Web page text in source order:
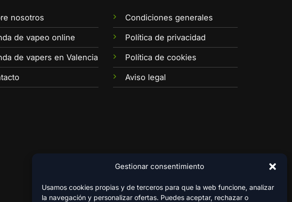
Gestionar consentimiento
Usamos cookies propias y de terceros para que la web funcione, analizar
la navegación y personalizar ofertas. Puedes aceptar, rechazar o
nosotros
de vapeo online
de vapers en Valencia
Condiciones generales
Política de privacidad
Política de cookies
Aviso legal